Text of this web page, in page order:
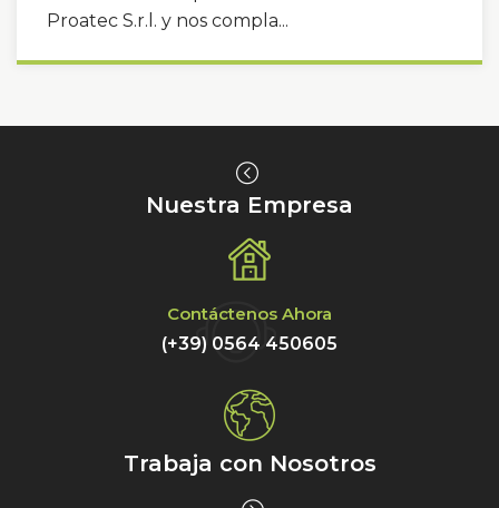
Proatec S.r.l. y nos compla...
Nuestra Empresa
Contáctenos Ahora
(+39) 0564 450605
Trabaja con Nosotros